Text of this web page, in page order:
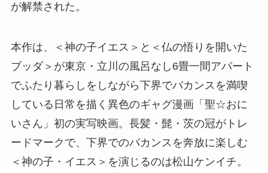
が解禁された。
本作は、＜神の子イエス＞と＜仏の悟りを開いた
ブッダ＞が東京・立川の風呂なし6畳一間アパート
でふたり暮らしをしながら下界でバカンスを満喫
している日常を描く異色のギャグ漫画「聖☆おに
いさん」初の実写映画。長髪・髭・茨の冠がトレ
ードマークで、下界でのバカンスを奔放に楽しむ
＜神の子・イエス＞を演じるのは松山ケンイチ。